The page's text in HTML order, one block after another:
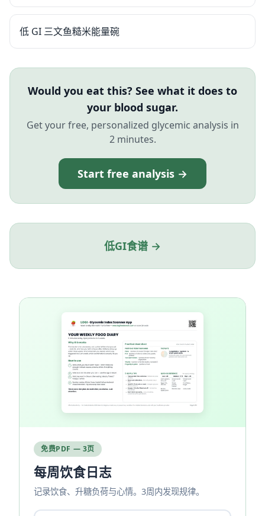
低 GI 三文鱼糙米能量碗
Would you eat this? See what it does to
your blood sugar.
Get your free, personalized glycemic analysis in
2 minutes.
Start free analysis →
低GI食谱 →
免费PDF — 3页
每周饮食日志
记录饮食、升糖负荷与心情。3周内发现规律。